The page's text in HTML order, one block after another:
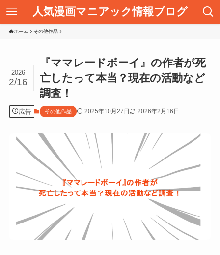
人気漫画マニアック情報ブログ
ホーム その他作品
『ママレードボーイ』の作者が死
亡したって本当？現在の活動など
調査！
2026
2/16
広告 その他作品 2025年10月27日 2026年2月16日